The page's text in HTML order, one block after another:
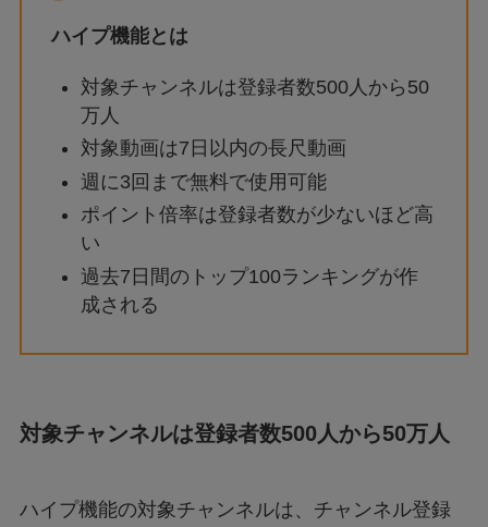
ハイプ機能とは
対象チャンネルは登録者数500人から50
万人
対象動画は7日以内の長尺動画
週に3回まで無料で使用可能
ポイント倍率は登録者数が少ないほど高
い
過去7日間のトップ100ランキングが作
成される
対象チャンネルは登録者数500人から50万人
ハイプ機能の対象チャンネルは、チャンネル登録